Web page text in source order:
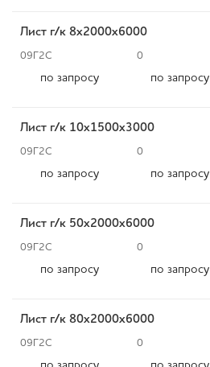
Лист г/к 8x2000х6000
09Г2С 0
по запросу по запросу
Лист г/к 10x1500х3000
09Г2С 0
по запросу по запросу
Лист г/к 50x2000х6000
09Г2С 0
по запросу по запросу
Лист г/к 80x2000х6000
09Г2С 0